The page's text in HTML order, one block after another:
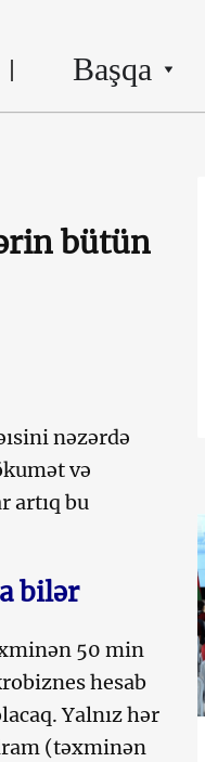
Başqa
bütün
nəzərdə
və
artıq bu
bilər
50 min
hesab
Yalnız hər
(təxminən